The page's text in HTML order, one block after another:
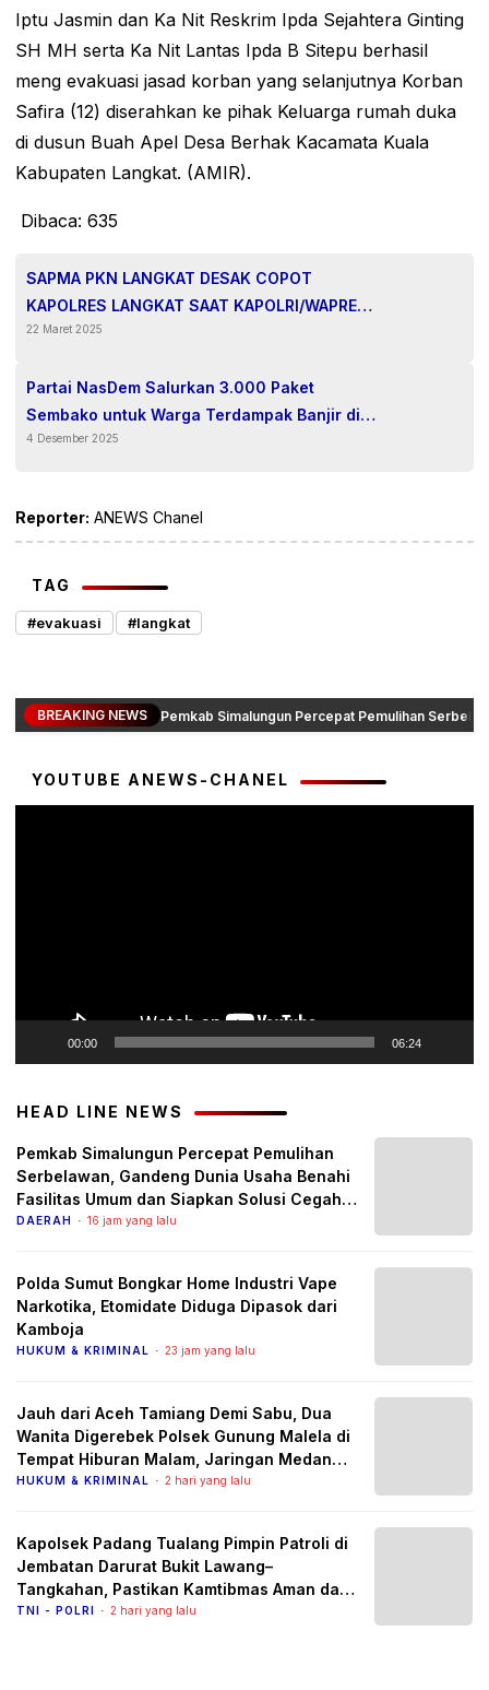
Iptu Jasmin dan Ka Nit Reskrim Ipda Sejahtera Ginting
SH MH serta Ka Nit Lantas Ipda B Sitepu berhasil
meng evakuasi jasad korban yang selanjutnya Korban
Safira (12) diserahkan ke pihak Keluarga rumah duka
di dusun Buah Apel Desa Berhak Kacamata Kuala
Kabupaten Langkat. (AMIR).
Dibaca: 635
SAPMA PKN LANGKAT DESAK COPOT
KAPOLRES LANGKAT SAAT KAPOLRI/WAPRES
DATANG
22 Maret 2025
Partai NasDem Salurkan 3.000 Paket
Sembako untuk Warga Terdampak Banjir di
Kota Medan.
4 Desember 2025
Reporter: ANEWS Chanel
TAG
#evakuasi #langkat
BREAKING NEWS Pemkab Simalungun Percepat Pemulihan
YOUTUBE ANEWS-CHANEL
00:00 06:24
HEAD LINE NEWS
Pemkab Simalungun Percepat Pemulihan
Serbelawan, Gandeng Dunia Usaha Benahi
Fasilitas Umum dan Siapkan Solusi Cegah
Banjir Berulang
DAERAH 16 jam yang lalu
Polda Sumut Bongkar Home Industri Vape
Narkotika, Etomidate Diduga Dipasok dari
Kamboja
HUKUM & KRIMINAL 23 jam yang lalu
Jauh dari Aceh Tamiang Demi Sabu, Dua
Wanita Digerebek Polsek Gunung Malela di
Tempat Hiburan Malam, Jaringan Medan
Diburu
HUKUM & KRIMINAL 2 hari yang lalu
Kapolsek Padang Tualang Pimpin Patroli di
Jembatan Darurat Bukit Lawang–
Tangkahan, Pastikan Kamtibmas Aman dan
Arus Lalu Lintas Lancar
TNI - POLRI 2 hari yang lalu